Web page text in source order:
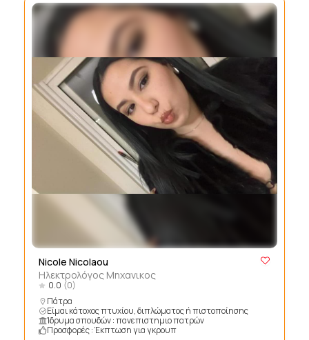
Nicole Nicolaou
Ηλεκτρολόγος Μηχανικος
0.0 (0)
Πάτρα
Είμαι κάτοχος πτυχίου, διπλώματος ή πιστοποίησης
Ίδρυμα σπουδών : πανεπιστημιο πατρών
Προσφορές : Έκπτωση για γκρουπ